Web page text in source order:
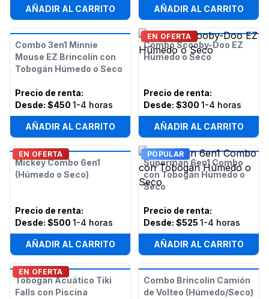
AÑADIR AL CARRITO AÑADIR AL CARRITO
Combo 3en1 Minnie
Mouse EZ Brincolín con
Tobogán Húmedo o Seco
Precio de renta:
Desde: $450 1-4 horas
AÑADIR AL CARRITO
EN OFERTA
Combo Scooby-Doo EZ
Húmedo o Seco
Precio de renta:
Desde: $300 1-4 horas
AÑADIR AL CARRITO
EN OFERTA
Mickey Combo 6en1
(Húmedo o Seco)
Precio de renta:
Desde: $500 1-4 horas
AÑADIR AL CARRITO
POPULAR
Superman 6en1 Combo
con Tobogán Húmedo o
Seco
Precio de renta:
Desde: $525 1-4 horas
AÑADIR AL CARRITO
EN OFERTA
Tobogán Acuático Tiki
Falls con Piscina
Combo Brincolín Camión
de Volteo (Húmedo/Seco)